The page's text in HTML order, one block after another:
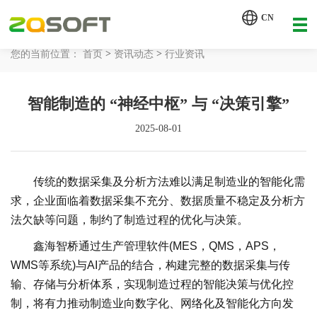
CN
工业AI
解决方案
客户案例
资讯动态
关于我们
您的当前位置： 首页 > 资讯动态 > 行业资讯
智能制造的 “神经中枢” 与 “决策引擎”
2025-08-01
传统的数据采集及分析方法难以满足制造业的智能化需
求，企业面临着数据采集不充分、数据质量不稳定及分析方
法欠缺等问题，制约了制造过程的优化与决策。
鑫海智桥通过生产管理软件(MES，QMS，APS，
WMS等系统)与AI产品的结合，构建完整的数据采集与传
输、存储与分析体系，实现制造过程的智能决策与优化控
制，将有力推动制造业向数字化、网络化及智能化方向发
【AI 智能体重塑企业运营管理.pdf】
详情致电 400-107-7178